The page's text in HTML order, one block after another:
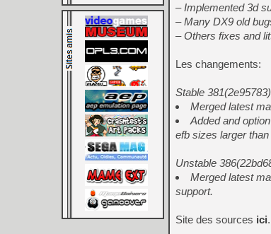
– Implemented 3d
– Many DX9 old
– Others fixes and
Les changements:
Stable
Merged latest
Added and
efb sizes larger
Unstable
Merged latest
support.
Site des sources ici.